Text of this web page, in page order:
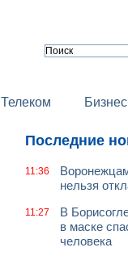
Телеком Бизнес
Последние
11:36
нельзя
11:27
В
в маске
человека